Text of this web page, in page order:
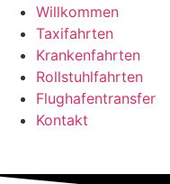
Willkommen
Taxifahrten
Krankenfahrten
Rollstuhlfahrten
Flughafentransfer
Kontakt